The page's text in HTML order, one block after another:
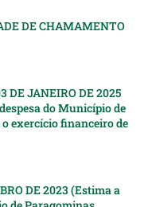
DE CHAMAMENTO
DE JANEIRO DE 2025
do Município de
exercício financeiro de
DE 2023 (Estima a